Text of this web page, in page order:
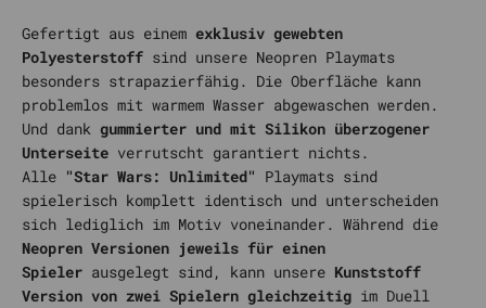
Gefertigt aus einem exklusiv gewebten
Polyesterstoff sind unsere Neopren Playmats
besonders strapazierfähig. Die Oberfläche kann
problemlos mit warmem Wasser abgewaschen werden.
Und dank gummierter und mit Silikon überzogener
Unterseite verrutscht garantiert nichts.
Alle "Star Wars: Unlimited" Playmats sind
spielerisch komplett identisch und unterscheiden
sich lediglich im Motiv voneinander. Während die
Neopren Versionen jeweils für einen
Spieler ausgelegt sind, kann unsere Kunststoff
Version von zwei Spielern gleichzeitig im Duell